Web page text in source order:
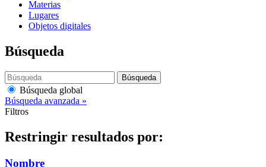
Materias
Lugares
Objetos digitales
Búsqueda
Búsqueda
Búsqueda global
Búsqueda avanzada »
Filtros
Restringir resultados por:
Nombre